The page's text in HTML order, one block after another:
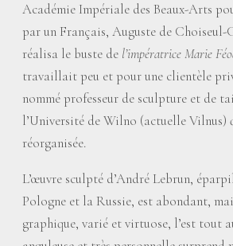
Académie Impériale des Beaux-Arts
par un Français, Auguste de Choiseul-
réalisa le buste de l’impératrice Marie
travaillait peu et pour une clientèle
nommé professeur de sculpture et de
l’Université de Wilno (actuelle Vilnus)
réorganisée.
L’œuvre sculpté d’André Lebrun,
Pologne et la Russie, est abondant,
graphique, varié et virtuose, l’est tout